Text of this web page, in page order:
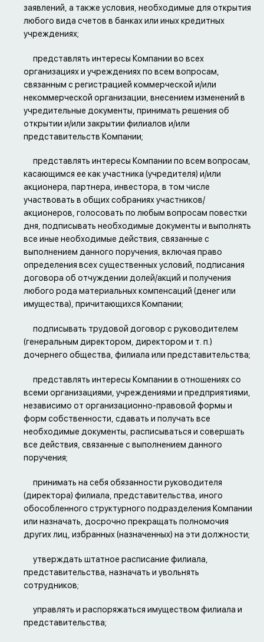
заявлений, а также условия, необходимые для открытия
любого вида счетов в банках или иных кредитных
учреждениях;
представлять интересы Компании во всех
организациях и учреждениях по всем вопросам,
связанным с регистрацией коммерческой и/или
некоммерческой организации, внесением изменений в
учредительные документы, принимать решения об
открытии и/или закрытии филиалов и/или
представительств Компании;
представлять интересы Компании по всем вопросам,
касающимся ее как участника (учредителя) и/или
акционера, партнера, инвестора, в том числе
участвовать в общих собраниях участников/
акционеров, голосовать по любым вопросам повестки
дня, подписывать необходимые документы и выполнять
все иные необходимые действия, связанные с
выполнением данного поручения, включая право
определения всех существенных условий, подписания
договора об отчуждении долей/акций и получения
любого рода материальных компенсаций (денег или
имущества), причитающихся Компании;
подписывать трудовой договор с руководителем
(генеральным директором, директором и т. п.)
дочернего общества, филиала или представительства;
представлять интересы Компании в отношениях со
всеми организациями, учреждениями и предприятиями,
независимо от организационно-правовой формы и
форм собственности, сдавать и получать все
необходимые документы, расписываться и совершать
все действия, связанные с выполнением данного
поручения;
принимать на себя обязанности руководителя
(директора) филиала, представительства, иного
обособленного структурного подразделения Компании
или назначать, досрочно прекращать полномочия
других лиц, избранных (назначенных) на эти должности;
утверждать штатное расписание филиала,
представительства, назначать и увольнять
сотрудников;
управлять и распоряжаться имуществом филиала и
представительства;